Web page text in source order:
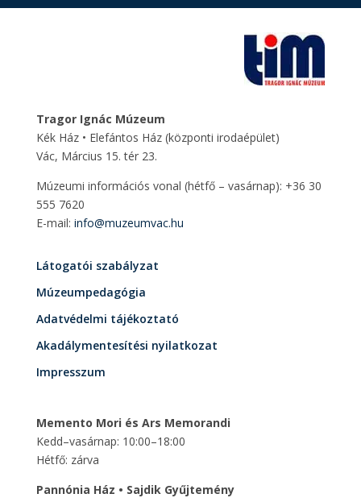
Tragor Ignác Múzeum
Kék Ház • Elefántos Ház (központi irodaépület)
Vác, Március 15. tér 23.
Múzeumi információs vonal (hétfő – vasárnap): +36 30
555 7620
E-mail: info@muzeumvac.hu
Látogatói szabályzat
Múzeumpedagógia
Adatvédelmi tájékoztató
Akadálymentesítési nyilatkozat
Impresszum
Memento Mori és Ars Memorandi
Kedd–vasárnap: 10:00–18:00
Hétfő: zárva
Pannónia Ház • Sajdik Gyűjtemény